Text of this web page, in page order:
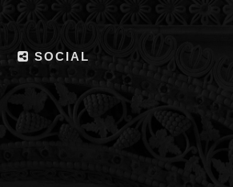
SOCIAL